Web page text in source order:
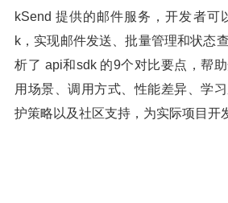
kSend 提供的邮件服务，开发者可
k，实现邮件发送、批量管理和状态
析了 api和sdk 的9个对比要点，帮
用场景、调用方式、性能差异、学
护策略以及社区支持，为实际项目开